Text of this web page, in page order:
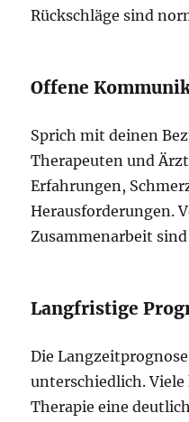
Rückschläge sind
Offene
Sprich mit deinen
Therapeuten und
Erfahrungen,
Herausforderungen.
Zusammenarbeit
Langfristige
Die
unterschiedlich.
Therapie eine